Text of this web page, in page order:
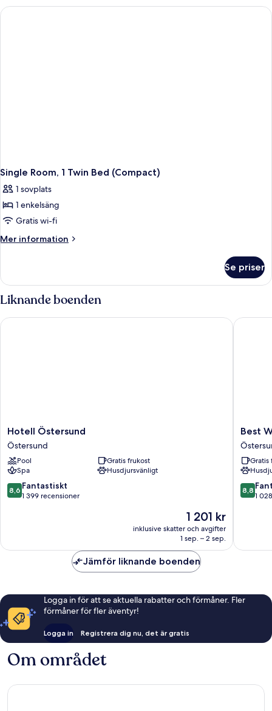
Room
Single Room, 1 Twin Bed (Compact)
1 sovplats
1 enkelsäng
Gratis wi-fi
Mer information
Mer
Room,
1
Twin
Bed
(Compact)
Se priser
Liknande boenden
Hotell
Östersund
Östersund
Hotell Östersund
Östersund
Pool
Gratis frukost
Spa
Husdjursvänligt
8.6
av
8,6 Fantastiskt
1 399 recensioner
Priset
1 201 kr
1 201 kr
inklusive skatter och avgifter
1 sep. – 2 sep.
Hotell Östersund
Best
Western
Hotel
Gamla
Teatern
Best
Gratis
8.8
av
8,8
1
Best
Jämför liknande boenden
Logga in för att se aktuella rabatter och förmåner. Fler
förmåner för fler äventyr!
Logga in Registrera dig nu, det är gratis
Om området